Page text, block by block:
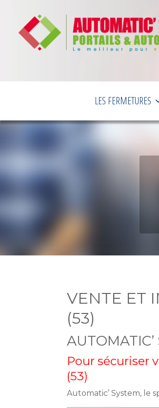
LES FERMETURES
VENTE ET
(53)
AUTOMATIC’
Pour sécuriser
(53)
Automatic’ System, le